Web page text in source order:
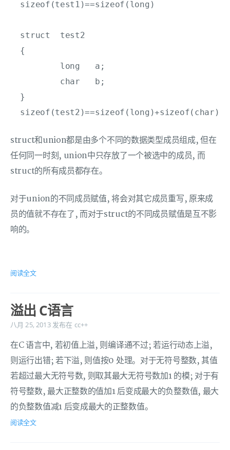
sizeof(test1)==sizeof(long)
struct  test2
{
long   a;
char   b;
}
struct和union都是由多个不同的数据类型成员组成, 但在
任何同一时刻, union中只存放了一个被选中的成员, 而
struct的所有成员都存在。
对于union的不同成员赋值, 将会对其它成员重写, 原来成
员的值就不存在了, 而对于struct的不同成员赋值是互不影
响的。
阅读全文
溢出 C语言
八月 25, 2013 发布在 cc++
在C 语言中, 若初值上溢, 则编译通不过; 若运行动态上溢,
则运行出错; 若下溢, 则值按0 处理。对于无符号整数, 其值
若超过最大无符号数, 则取其最大无符号数加1 的模; 对于有
符号整数, 最大正整数的值加1 后变成最大的负整数值, 最大
的负整数值减1 后变成最大的正整数值。
阅读全文